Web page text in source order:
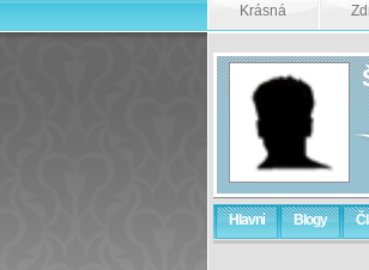
Krásná
Hlavní Blogy